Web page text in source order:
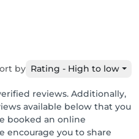
by Rating - High to low
reviews. Additionally,
available below that you
booked an online
encourage you to share